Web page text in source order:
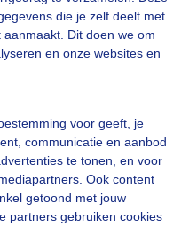
die je zelf deelt met
Dit doen we om
en onze websites en
voor geeft, je
communicatie en aanbod
te tonen, en voor
Ook content
getoond met jouw
partners gebruiken cookies
aub...